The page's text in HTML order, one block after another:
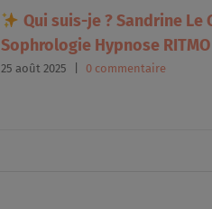
Qui suis-je ? Sandrine Le
Sophrologie Hypnose RITMO
25 août 2025 0 commentaire